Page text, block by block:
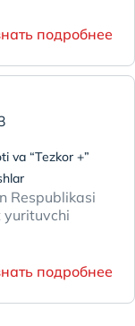
подробнее
va “Tezkor +”
Respublikasi
подробнее